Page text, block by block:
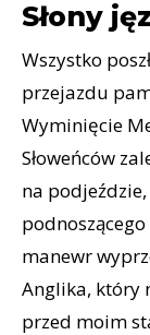
Słony
Wszystko
przejazdu
Wyminięcie
Słoweńców
na
manewr
Anglika, który
przed moim